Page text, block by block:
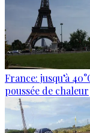
France: jusqu’à
poussée de chaleur